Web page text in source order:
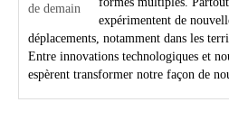
expérimentent de
déplacements, notamment dans les
Entre innovations technologiques et
espèrent transformer notre façon de